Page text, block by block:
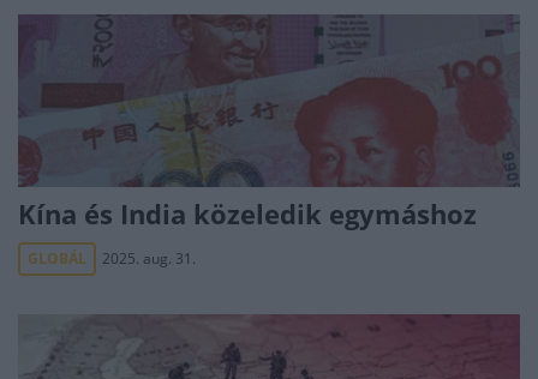
Kína és India közeledik egymáshoz
GLOBÁL 2025. aug. 31.